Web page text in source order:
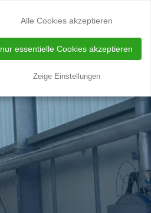
ABOUT US CONTACT
Alle Cookies akzeptieren
nur essentielle Cookies akzeptieren
Zeige Einstellungen